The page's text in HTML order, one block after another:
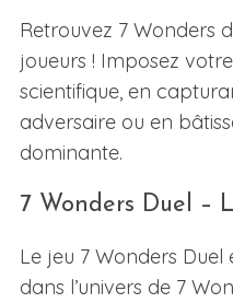
Retrouvez 7 Wonders
joueurs ! Imposez
scientifique, en
adversaire ou en
dominante.
7 Wonders Duel –
Le jeu 7 Wonders
dans l’univers de 7